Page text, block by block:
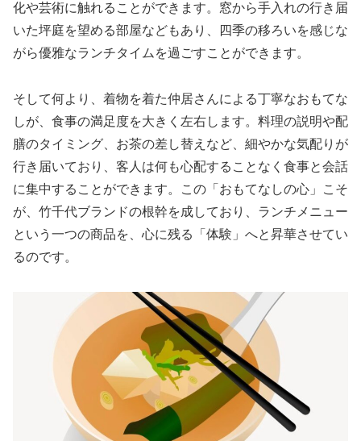
化や芸術に触れることができます。窓から手入れの行き届
いた坪庭を望める部屋などもあり、四季の移ろいを感じな
がら優雅なランチタイムを過ごすことができます。
そして何より、着物を着た仲居さんによる丁寧なおもてな
しが、食事の満足度を大きく左右します。料理の説明や配
膳のタイミング、お茶の差し替えなど、細やかな気配りが
行き届いており、客人は何も心配することなく食事と会話
に集中することができます。この「おもてなしの心」こそ
が、竹千代ブランドの根幹を成しており、ランチメニュー
という一つの商品を、心に残る「体験」へと昇華させてい
るのです。